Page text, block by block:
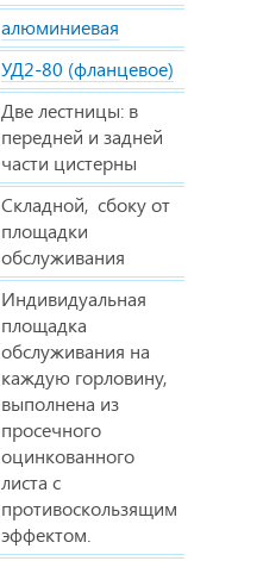
алюминиевая
УД2-80 (фланцевое)
Две лестницы: в
передней и задней
части цистерны
Складной, сбоку от
площадки
обслуживания
Индивидуальная
площадка
обслуживания на
каждую горловину,
выполнена из
просечного
оцинкованного
листа с
противоскользящим
эффектом.